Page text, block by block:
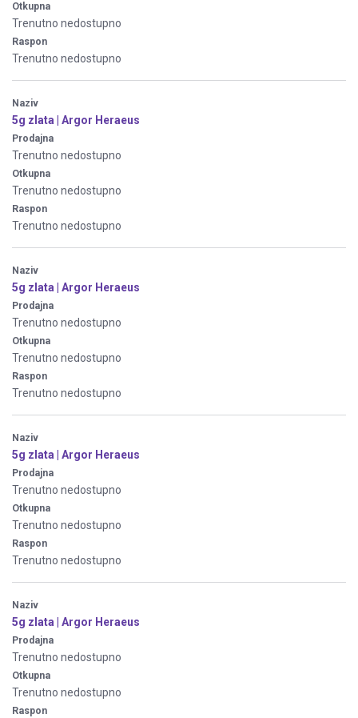
Otkupna
Trenutno nedostupno
Raspon
Trenutno nedostupno
Naziv
5g zlata | Argor Heraeus
Prodajna
Trenutno nedostupno
Otkupna
Trenutno nedostupno
Raspon
Trenutno nedostupno
Naziv
5g zlata | Argor Heraeus
Prodajna
Trenutno nedostupno
Otkupna
Trenutno nedostupno
Raspon
Trenutno nedostupno
Naziv
5g zlata | Argor Heraeus
Prodajna
Trenutno nedostupno
Otkupna
Trenutno nedostupno
Raspon
Trenutno nedostupno
Naziv
5g zlata | Argor Heraeus
Prodajna
Trenutno nedostupno
Otkupna
Trenutno nedostupno
Raspon